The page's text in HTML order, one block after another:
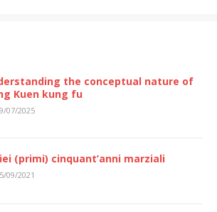
the conceptual nature of
Kuen kung fu
07/2025
(primi) cinquant’anni marziali
09/2021